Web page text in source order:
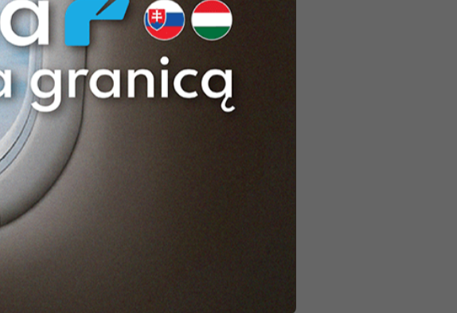
Progi punktowe 2020
Terminy rekrutacji 2020
REKRUTACJA 2019
Progi punktowe 2019
Terminy rekrutacji 2019
REKRUTACJA 2018